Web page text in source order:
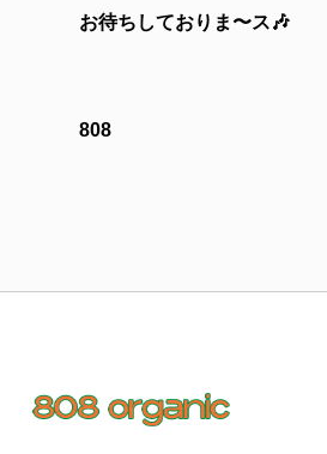
お待ちしておりま〜ス🎶
808